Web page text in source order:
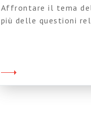
Affrontare il tema
più delle questioni
diffusa? Riesce a
reparti? E’ […]